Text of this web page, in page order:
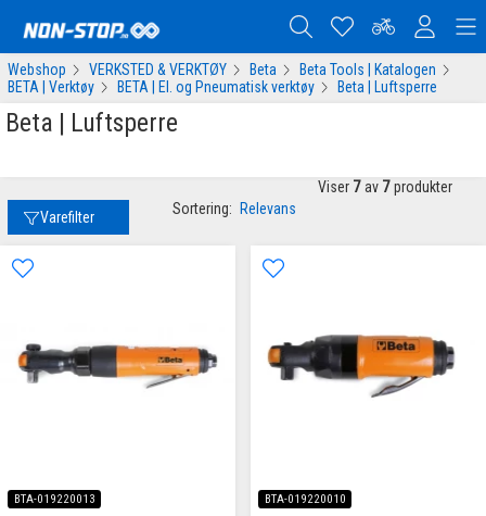
Webshop VERKSTED & VERKTØY Beta
Beta Tools | Katalogen
BETA | Verktøy
BETA | El. og Pneumatisk verktøy Beta | Luftsperre
Beta | Luftsperre
Varefilter Sortering: Relevans
Viser 7 av 7 produkter
BTA-019220013 BTA-019220010